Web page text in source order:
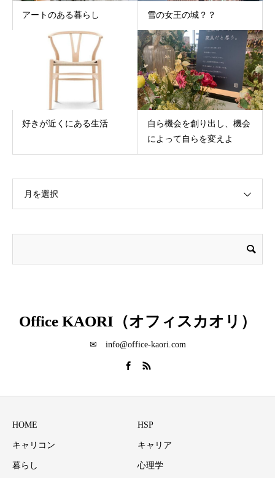
アートのある暮らし 雪の女王の城？？
好きが近くにある生活
自ら機会を創り出し、機会
によって自らを変えよ
月を選択
Office KAORI（オフィスカオリ）
✉ info@office-kaori.com
HOME HSP
キャリコン キャリア
暮らし 心理学